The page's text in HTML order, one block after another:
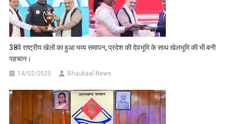
38वें राष्ट्रीय खेलों का हुआ भव्य समापन, प्रदेश की देवभूमि के साथ खेलभूमि की भी बनी
पहचान।
14/02/2025 Bhaukaal News